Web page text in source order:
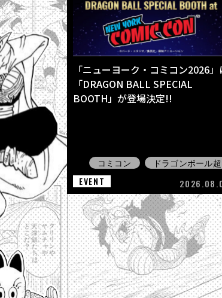
「ニューヨーク・コミコン2026」
「DRAGON BALL SPECIAL
BOOTH」が登場決定!!
コミコン
ドラゴンボール超
EVENT